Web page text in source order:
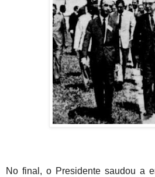
No final, o Presidente saudou a